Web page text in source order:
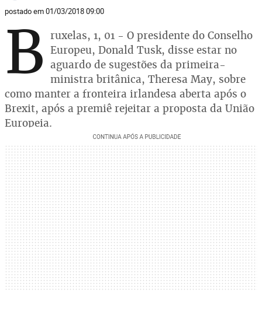
postado em 01/03/2018 09:00
B ruxelas, 1, 01 - O presidente do Conselho
Europeu, Donald Tusk, disse estar no
aguardo de sugestões da primeira-
ministra britânica, Theresa May, sobre
como manter a fronteira irlandesa aberta após o
Brexit, após a premiê rejeitar a proposta da União
Europeia.